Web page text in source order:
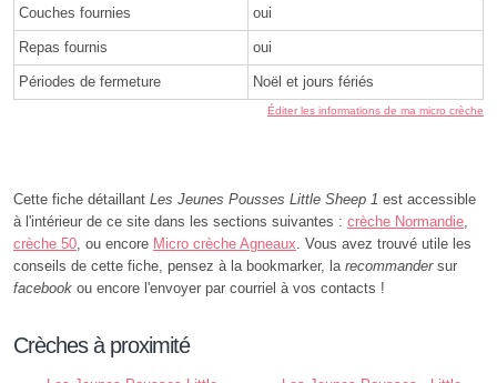
Couches fournies oui
Repas fournis oui
Périodes de fermeture Noël et jours fériés
Éditer les informations de ma micro crèche
Cette fiche détaillant Les Jeunes Pousses Little Sheep 1 est accessible
à l'intérieur de ce site dans les sections suivantes : crèche Normandie,
crèche 50, ou encore Micro crèche Agneaux. Vous avez trouvé utile les
conseils de cette fiche, pensez à la bookmarker, la recommandersur
facebook ou encore l'envoyer par courriel à vos contacts !
Crèches à proximité